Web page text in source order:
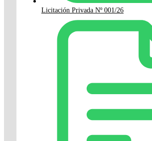
Licitación Privada Nº 001/26